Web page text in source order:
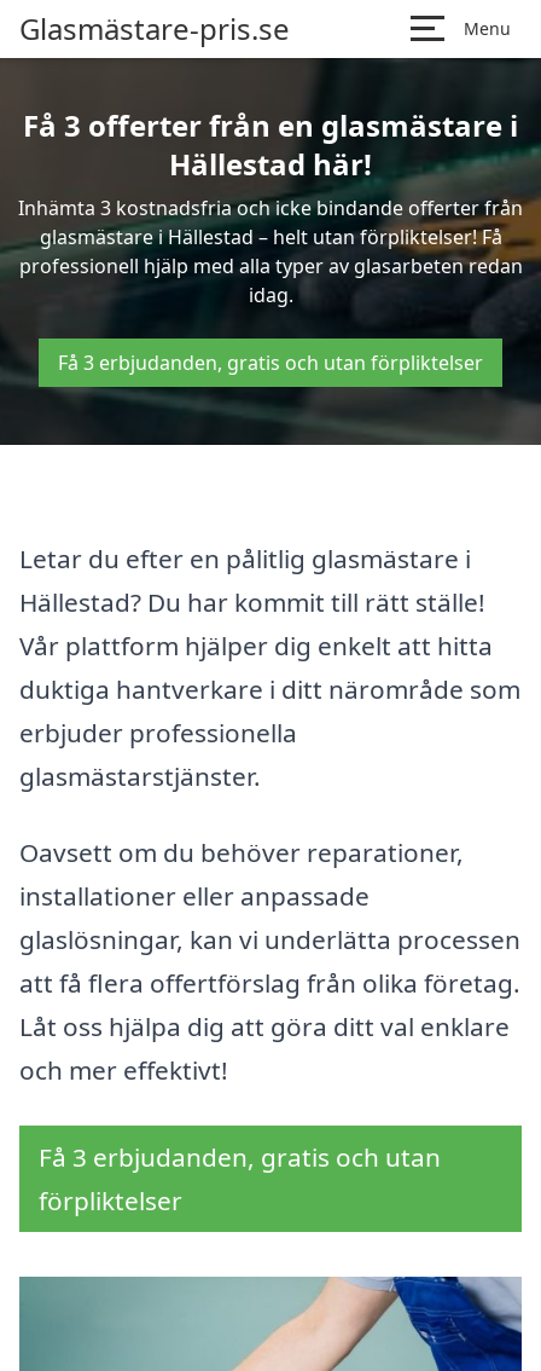
Glasmästare-pris.se Menu
Få 3 offerter från en glasmästare i
Hällestad här!
Inhämta 3 kostnadsfria och icke bindande offerter från
glasmästare i Hällestad – helt utan förpliktelser! Få
professionell hjälp med alla typer av glasarbeten redan
idag.
Få 3 erbjudanden, gratis och utan förpliktelser
Letar du efter en pålitlig glasmästare i
Hällestad? Du har kommit till rätt ställe!
Vår plattform hjälper dig enkelt att hitta
duktiga hantverkare i ditt närområde som
erbjuder professionella
glasmästarstjänster.
Oavsett om du behöver reparationer,
installationer eller anpassade
glaslösningar, kan vi underlätta processen
att få flera offertförslag från olika företag.
Låt oss hjälpa dig att göra ditt val enklare
och mer effektivt!
Få 3 erbjudanden, gratis och utan
förpliktelser